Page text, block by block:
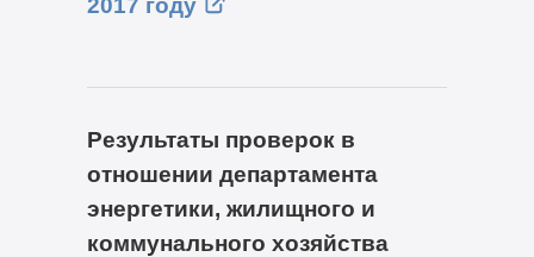
2017 году
Результаты проверок в
отношении департамента
энергетики, жилищного и
коммунального хозяйства